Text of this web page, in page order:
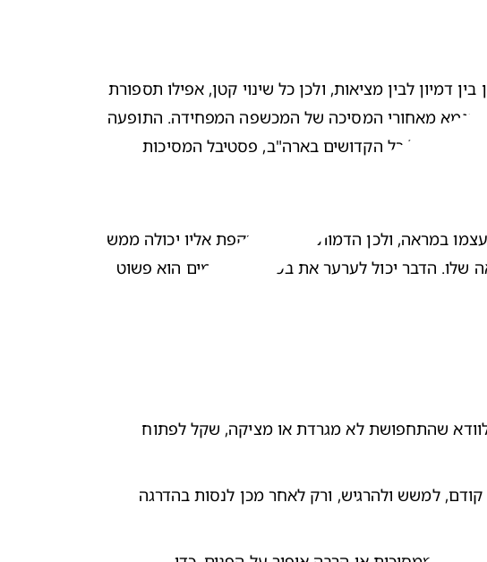
דבר ראשון שכדאי לשים לב אליו בבחירת תחפושות לילדים ובייחוד לפעוטות הוא נוחות התחפושות. כדאי לוודא שהתחפושת לא מגרדת או מציקה, שקל לפתוח